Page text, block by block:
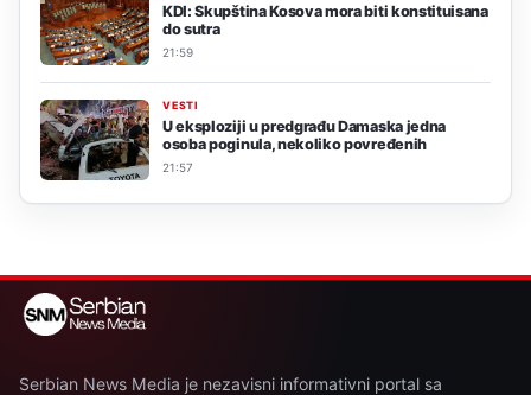
KDI: Skupština Kosova mora biti konstituisana
do sutra
21:59
VESTI
U eksploziji u predgrađu Damaska jedna
osoba poginula, nekoliko povređenih
21:57
Serbian News Media je nezavisni informativni portal sa